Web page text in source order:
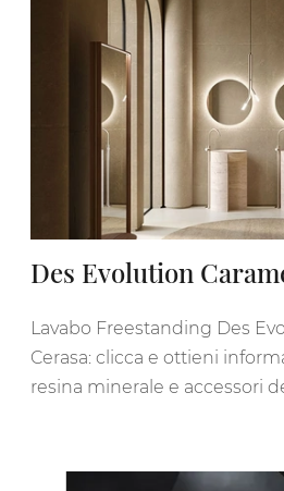
Des Evolution
Lavabo Freestanding Des
Cerasa: clicca e ottieni
resina minerale e accessori